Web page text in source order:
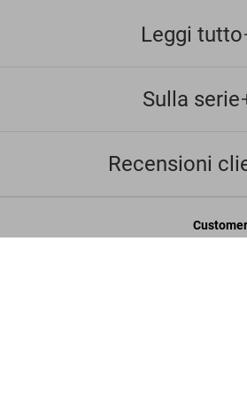
Leggi tutto
Sulla serie
Recensioni